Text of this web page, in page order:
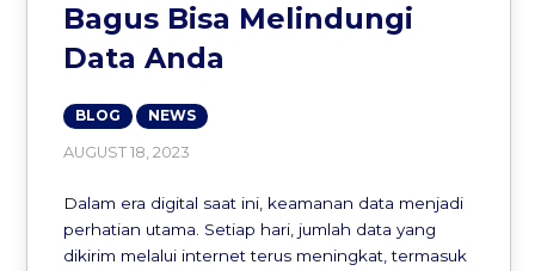
Bagus Bisa Melindungi
Data Anda
BLOG NEWS
AUGUST 18, 2023
Dalam era digital saat ini, keamanan data menjadi
perhatian utama. Setiap hari, jumlah data yang
dikirim melalui internet terus meningkat, termasuk